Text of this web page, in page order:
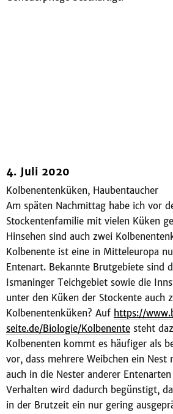
4. Juli 2020
Kolbenentenküken, Haubentaucher
Am späten Nachmittag habe ich vor
Stockentenfamilie mit vielen Küken
Hinsehen sind auch zwei
Kolbenente ist eine in Mitteleuropa
Entenart. Bekannte Brutgebiete sind
Ismaninger Teichgebiet sowie die
unter den Küken der Stockente auch
Kolbenentenküken? Auf https://
seite.de/Biologie/Kolbenente steht
Kolbenenten kommt es häufiger als
vor, dass mehrere Weibchen ein Nest
auch in die Nester anderer
Verhalten wird dadurch begünstigt,
in der Brutzeit ein nur gering